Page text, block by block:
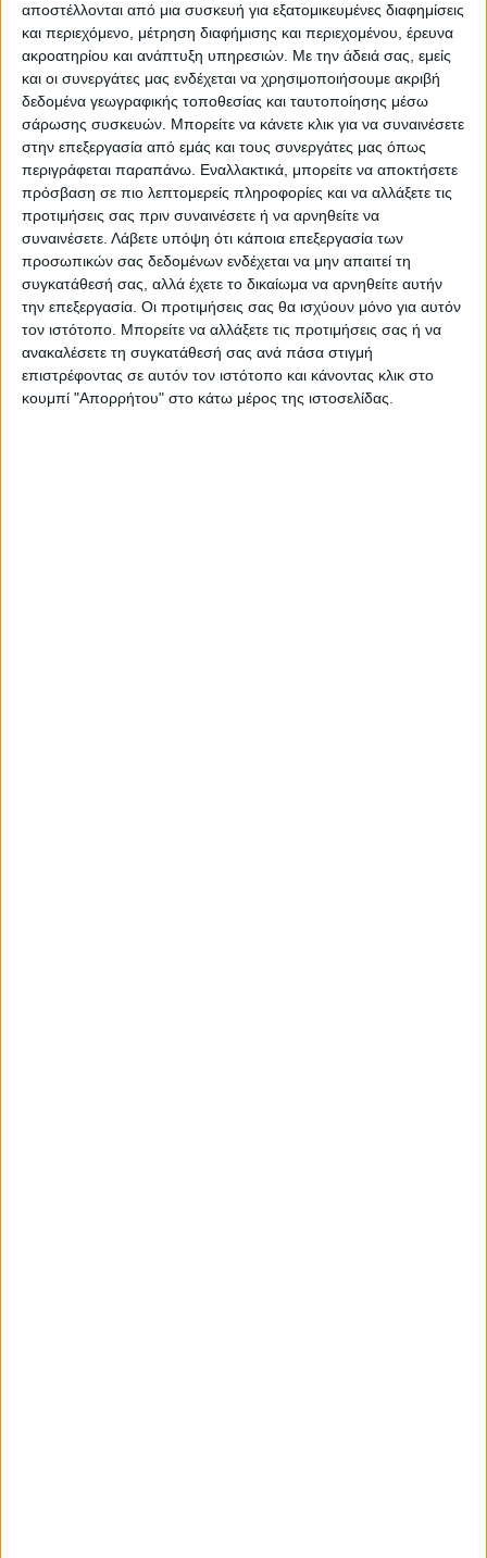
αποστέλλονται από μια συσκευή για εξατομικευμένες διαφημίσεις
και περιεχόμενο, μέτρηση διαφήμισης και περιεχομένου, έρευνα
ακροατηρίου και ανάπτυξη υπηρεσιών. Με την άδειά σας, εμείς
και οι συνεργάτες μας ενδέχεται να χρησιμοποιήσουμε ακριβή
δεδομένα γεωγραφικής τοποθεσίας και ταυτοποίησης μέσω
σάρωσης συσκευών. Μπορείτε να κάνετε κλικ για να συναινέσετε
στην επεξεργασία από εμάς και τους συνεργάτες μας όπως
περιγράφεται παραπάνω. Εναλλακτικά, μπορείτε να αποκτήσετε
πρόσβαση σε πιο λεπτομερείς πληροφορίες και να αλλάξετε τις
προτιμήσεις σας πριν συναινέσετε ή να αρνηθείτε να
συναινέσετε. Λάβετε υπόψη ότι κάποια επεξεργασία των
προσωπικών σας δεδομένων ενδέχεται να μην απαιτεί τη
συγκατάθεσή σας, αλλά έχετε το δικαίωμα να αρνηθείτε αυτήν
την επεξεργασία. Οι προτιμήσεις σας θα ισχύουν μόνο για αυτόν
τον ιστότοπο. Μπορείτε να αλλάξετε τις προτιμήσεις σας ή να
ανακαλέσετε τη συγκατάθεσή σας ανά πάσα στιγμή
επιστρέφοντας σε αυτόν τον ιστότοπο και κάνοντας κλικ στο
κουμπί "Απορρήτου" στο κάτω μέρος της ιστοσελίδας.
Rajeev Chandrasekhar έγραψε στο Twitter:
“Παρά την προσπάθειά σας να κοροϊδέψετε
την Ινδία, δεν είναι έξυπνο να στοιχηματίζετε
εναντίον της Ινδίας υπό τον πρωθυπουργό
@narendramodi ji. Σε λίγα χρόνια, η οικονομία
της Ινδίας θα είναι μεγαλύτερη από τη
Γερμανία”.
Πολλοί έκαναν αναρτήσεις στο twitter,
λέγοντας ότι το περιοδικό είχε κολλήσει με
μια ξεπερασμένη ιδέα για την Ινδία και δεν
είχε αναγνωρίσει την πρόοδο που είχε
σημειώσει η χώρα τις τελευταίες δεκαετίες.